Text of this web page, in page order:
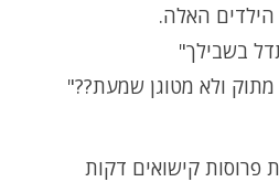
האלה.
בשבילך"
ולא מטוגן שמעת??"
פרוסות קישואים דקות